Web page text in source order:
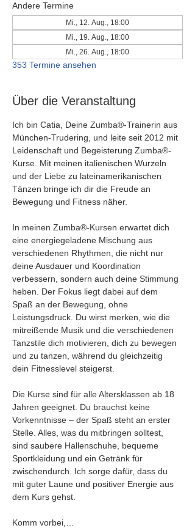
Andere Termine
Mi., 12. Aug., 18:00
Mi., 19. Aug., 18:00
Mi., 26. Aug., 18:00
353 Termine ansehen
Über die Veranstaltung
Ich bin Catia, Deine Zumba®-Trainerin aus
München-Trudering, und leite seit 2012 mit
Leidenschaft und Begeisterung Zumba®-
Kurse. Mit meinen italienischen Wurzeln
und der Liebe zu lateinamerikanischen
Tänzen bringe ich dir die Freude an
Bewegung und Fitness näher.
In meinen Zumba®-Kursen erwartet dich
eine energiegeladene Mischung aus
verschiedenen Rhythmen, die nicht nur
deine Ausdauer und Koordination
verbessern, sondern auch deine Stimmung
heben. Der Fokus liegt dabei auf dem
Spaß an der Bewegung, ohne
Leistungsdruck. Du wirst merken, wie die
mitreißende Musik und die verschiedenen
Tanzstile dich motivieren, dich zu bewegen
und zu tanzen, während du gleichzeitig
dein Fitnesslevel steigerst.
Die Kurse sind für alle Altersklassen ab 18
Jahren geeignet. Du brauchst keine
Vorkenntnisse – der Spaß steht an erster
Stelle. Alles, was du mitbringen solltest,
sind saubere Hallenschuhe, bequeme
Sportkleidung und ein Getränk für
zwischendurch. Ich sorge dafür, dass du
mit guter Laune und positiver Energie aus
dem Kurs gehst.
Komm vorbei,…